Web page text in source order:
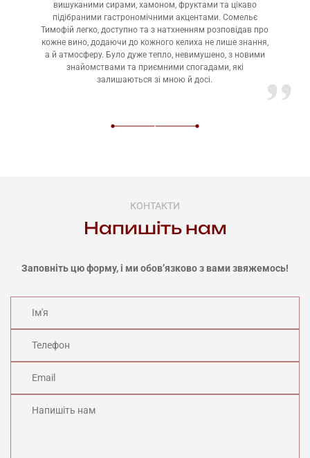
вишуканими сирами, хамоном, фруктами та цікаво
підібраними гастрономічними акцентами. Сомельє
Тимофій легко, доступно та з натхненням розповідав про
кожне вино, додаючи до кожного келиха не лише знання,
а й атмосферу. Було дуже тепло, невимушено, з новими
знайомствами та приємними спогадами, які
залишаються зі мною й досі.
КОНТАКТИ
Напишіть нам
Заповніть цю форму, і ми обов’язково з вами звяжемось!